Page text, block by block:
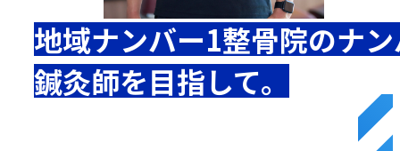
地域ナンバー1整骨院のナ
鍼灸師を目指して。